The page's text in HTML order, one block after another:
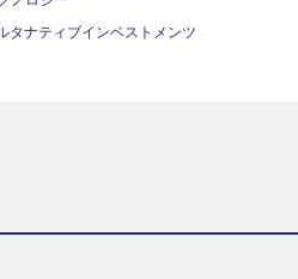
タナティブインベストメンツ